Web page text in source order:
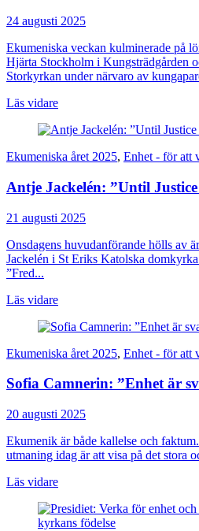
24 augusti 2025
Ekumeniska veckan kulminerade på
Hjärta Stockholm i Kungsträdgården
Storkyrkan under närvaro av
Läs vidare
Ekumeniska året 2025, Enhet - för att
Antje Jackelén: ”Until
21 augusti 2025
Onsdagens huvudanförande hölls av
Jackelén i St Eriks Katolska
”Fred...
Läs vidare
Ekumeniska året 2025, Enhet - för att
Sofia Camnerin: ”Enhet är
20 augusti 2025
Ekumenik är både kallelse och
utmaning idag är att visa på det stora
Läs vidare